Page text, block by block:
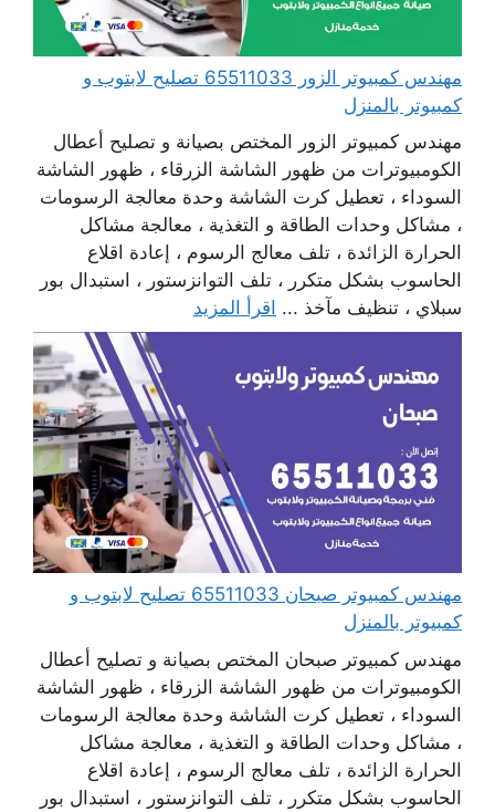
مهندس كمبيوتر الزور 65511033 تصليح لابتوب و
كمبيوتر بالمنزل
مهندس كمبيوتر الزور المختص بصيانة و تصليح أعطال
الكومبيوترات من ظهور الشاشة الزرقاء ، ظهور الشاشة
السوداء ، تعطيل كرت الشاشة وحدة معالجة الرسومات
، مشاكل وحدات الطاقة و التغذية ، معالجة مشاكل
الحرارة الزائدة ، تلف معالج الرسوم ، إعادة اقلاع
الحاسوب بشكل متكرر ، تلف التوانزستور ، استبدال بور
سبلاي ، تنظيف مآخذ ... اقرأ المزيد
مهندس كمبيوتر صبحان 65511033 تصليح لابتوب و
كمبيوتر بالمنزل
مهندس كمبيوتر صبحان المختص بصيانة و تصليح أعطال
الكومبيوترات من ظهور الشاشة الزرقاء ، ظهور الشاشة
السوداء ، تعطيل كرت الشاشة وحدة معالجة الرسومات
، مشاكل وحدات الطاقة و التغذية ، معالجة مشاكل
الحرارة الزائدة ، تلف معالج الرسوم ، إعادة اقلاع
الحاسوب بشكل متكرر ، تلف التوانزستور ، استبدال بور